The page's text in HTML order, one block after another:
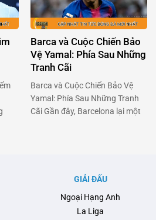
Gabon đã dám trải lòng về giai
đoạn u ám ấy, và cách anh đang
tìm …
Barca và Cuộc Chiến Bảo
Vệ Yamal: Phía Sau Những
Tranh Cãi
Barca và Cuộc Chiến Bảo Vệ
Yamal: Phía Sau Những Tranh
Cãi Gần đây, Barcelona lại một
đội bóng này với Liên đoàn
GIẢI ĐẤU
Ngoại Hạng Anh
La Liga